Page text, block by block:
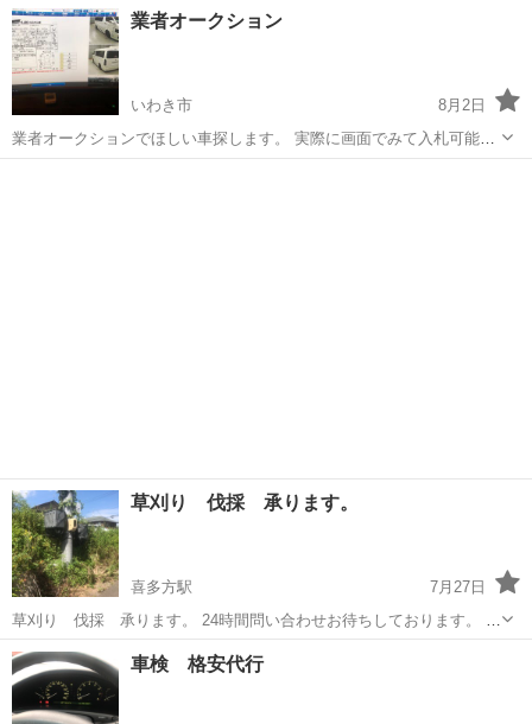
ご連絡下さい
福島 福島市 福島駅
業者オークション
いわき市
8月2日
業者オークションでほしい車探します。 実際に画面でみて入札可能で
す。 落札手数料頂ければ業販価格で購入可能です。 例 車体価格+税
草刈り 伐採 承ります。
喜多方駅
7月27日
草刈り 伐採 承ります。 24時間問い合わせお待ちしております。 宜
しくお願い致します。
福島 喜多方市 喜多方駅 その他
車検 格安代行